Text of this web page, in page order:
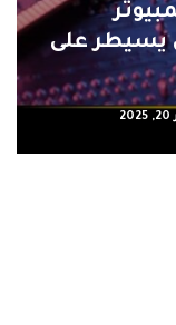
يسيطر على